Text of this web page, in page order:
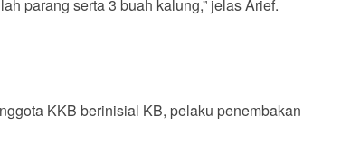
parang serta 3 buah kalung,” jelas Arief.
KKB berinisial KB, pelaku penembakan